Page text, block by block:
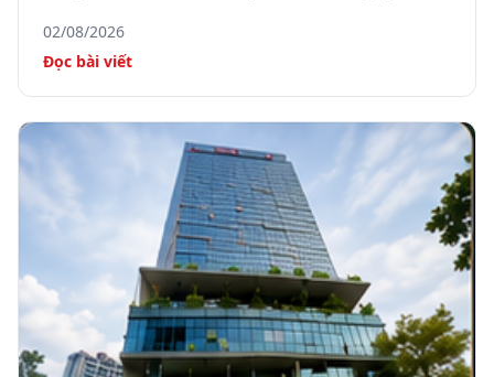
02/08/2026
Đọc bài viết